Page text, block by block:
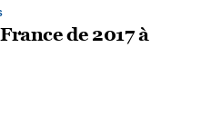
de 2017 à